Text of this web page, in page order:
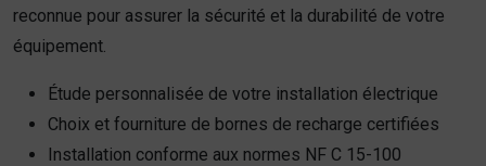
reconnue pour assurer la sécurité et la durabilité de votre
équipement.
Étude personnalisée de votre installation électrique
Choix et fourniture de bornes de recharge certifiées
Installation conforme aux normes NF C 15-100